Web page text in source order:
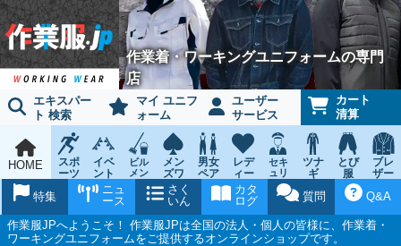
作業着・ワーキングユニフォームの専門
店
エキスパー
ト 検索
マイ ユニフ
ォーム
ユーザー
サービス
カート
清算
HOME
スポ
ーツ
ウェ
イベ
ント
チー
ム
ビル
メン
ンス
メン
ズワ
ーキ
ング
男女
ペア
レデ
ィー
ス
ワー
キン
グ
セキ
ュリ
ティ
ウェ
ツナ
ギ
とび
服
鳶作
業用
ブレ
ザー
ツ
Q&A
質問
カタ
ログ
さく
いん
ニュ
ース
特集
作業服JPへようこそ！ 作業服JPは全国の法人・個人の皆様に、作業着・
ワーキングユニフォームをご提供するオンラインショップです。